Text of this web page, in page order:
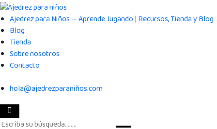
Ajedrez para Niños — Aprende Jugando | Recursos, Tienda y Blog
Blog
Tienda
Sobre nosotros
Contacto
hola@ajedrezparaniños.com